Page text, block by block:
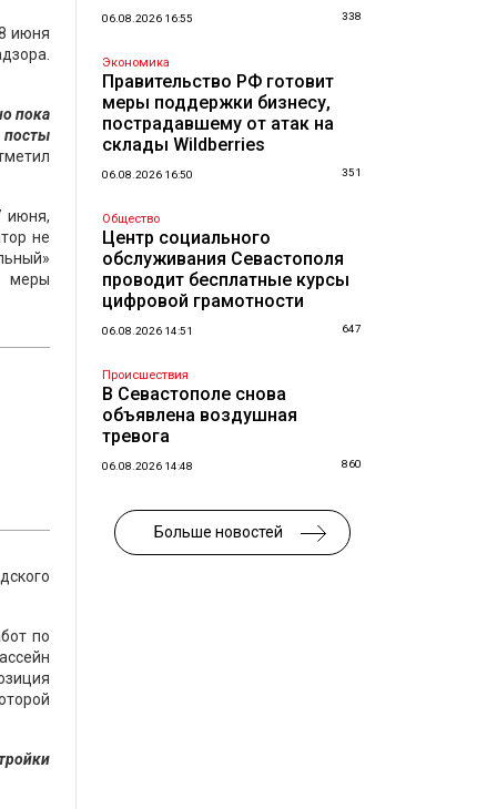
июня
пока
июня,
не
меры
по
06.08.2026 16:55 338
Экономика
Правительство РФ готовит
меры поддержки бизнесу,
пострадавшему от атак на
склады Wildberries
06.08.2026 16:50 351
Общество
Центр социального
обслуживания Севастополя
проводит бесплатные курсы
цифровой грамотности
06.08.2026 14:51 647
Происшествия
В Севастополе снова
объявлена воздушная
тревога
06.08.2026 14:48 860
Больше новостей